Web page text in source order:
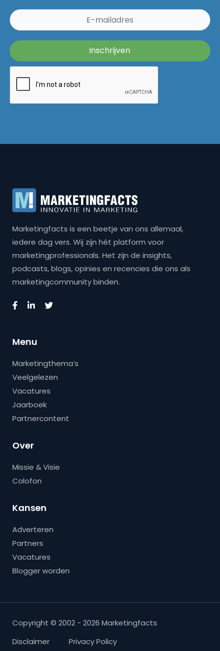
Marketingfacts is een beetje van ons allemaal,
iedere dag vers. Wij zijn hét platform voor
marketingprofessionals. Het zijn de insights,
podcasts, blogs, opinies en recencies die ons als
marketingcommunity binden.
Menu
Marketingthema’s
Veelgelezen
Vacatures
Jaarboek
Partnercontent
Over
Missie & Visie
Colofon
Kansen
Adverteren
Partners
Vacatures
Blogger worden
Copyright © 2002 - 2026 Marketingfacts
Disclaimer
Privacy Policy